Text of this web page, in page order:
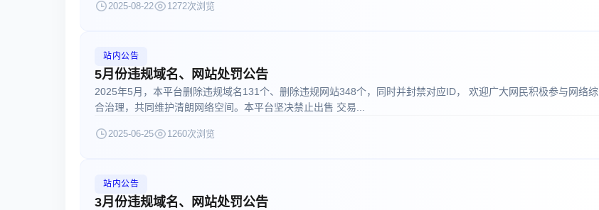
2025-08-22 1272次浏览
站内公告
5月份违规域名、网站处罚公告
2025年5月，本平台删除违规域名131个、删除违规网站348个，同时并封禁对应ID， 欢迎广大网民积极参与网络综
合治理，共同维护清朗网络空间。本平台坚决禁止出售 交易...
2025-06-25 1260次浏览
站内公告
3月份违规域名、网站处罚公告